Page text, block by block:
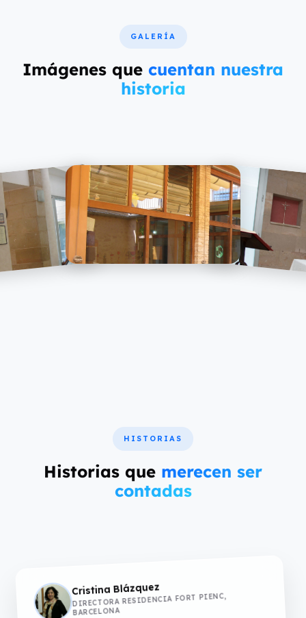
GALERÍA
Imágenes que cuentan nuestra
historia
HISTORIAS
Historias que merecen ser
contadas
Cristina Blázquez
DIRECTORA RESIDENCIA FORT PIENC,
BARCELONA